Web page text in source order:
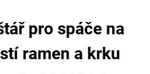
pro spáče na
ramen a krku